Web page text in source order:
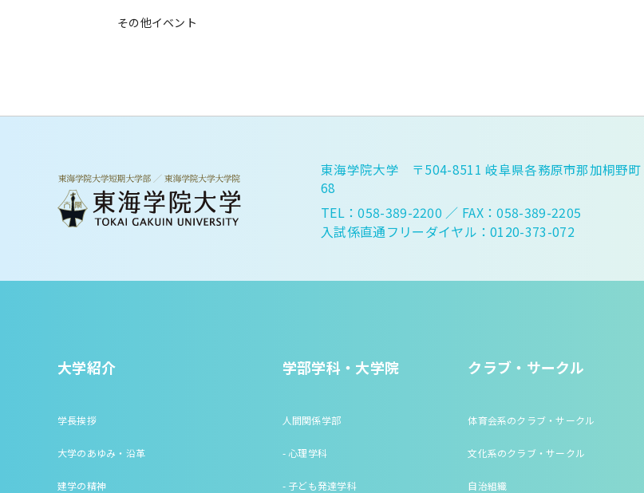
その他イベント
東海学院大学 〒504-8511 岐阜県各務原市那加桐野
68
TEL：058-389-2200 ／ FAX：058-389-2205
入試係直通フリーダイヤル：0120-373-072
大学紹介
学長挨拶
大学のあゆみ・沿革
建学の精神
学部学科・大学院
人間関係学部
- 心理学科
- 子ども発達学科
クラブ・サークル
体育会系のクラブ・サークル
文化系のクラブ・サークル
自治組織